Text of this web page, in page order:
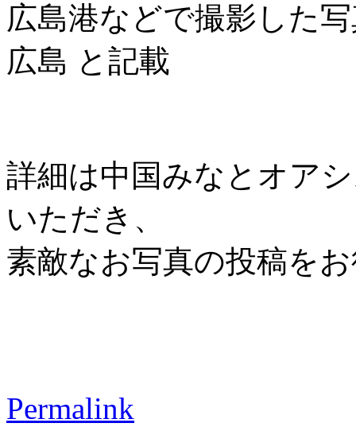
広島港などで撮影した
広島 と記載
詳細は中国みなとオア
いただき、
素敵なお写真の投稿を
Permalink